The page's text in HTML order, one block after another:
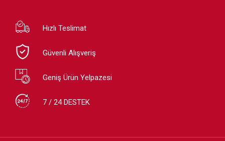
Hızlı Teslimat
Güvenli Alışveriş
Geniş Ürün Yelpazesi
7 / 24 DESTEK